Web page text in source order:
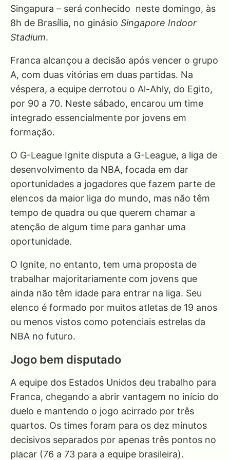
Singapura – será conhecido neste domingo, às
8h de Brasília, no ginásio Singapore Indoor
Stadium.
Franca alcançou a decisão após vencer o grupo
A, com duas vitórias em duas partidas. Na
véspera, a equipe derrotou o Al-Ahly, do Egito,
por 90 a 70. Neste sábado, encarou um time
integrado essencialmente por jovens em
formação.
O G-League Ignite disputa a G-League, a liga de
desenvolvimento da NBA, focada em dar
oportunidades a jogadores que fazem parte de
elencos da maior liga do mundo, mas não têm
tempo de quadra ou que querem chamar a
atenção de algum time para ganhar uma
oportunidade.
O Ignite, no entanto, tem uma proposta de
trabalhar majoritariamente com jovens que
ainda não têm idade para entrar na liga. Seu
elenco é formado por muitos atletas de 19 anos
ou menos vistos como potenciais estrelas da
NBA no futuro.
Jogo bem disputado
A equipe dos Estados Unidos deu trabalho para
Franca, chegando a abrir vantagem no início do
duelo e mantendo o jogo acirrado por três
quartos. Os times foram para os dez minutos
decisivos separados por apenas três pontos no
placar (76 a 73 para a equipe brasileira).